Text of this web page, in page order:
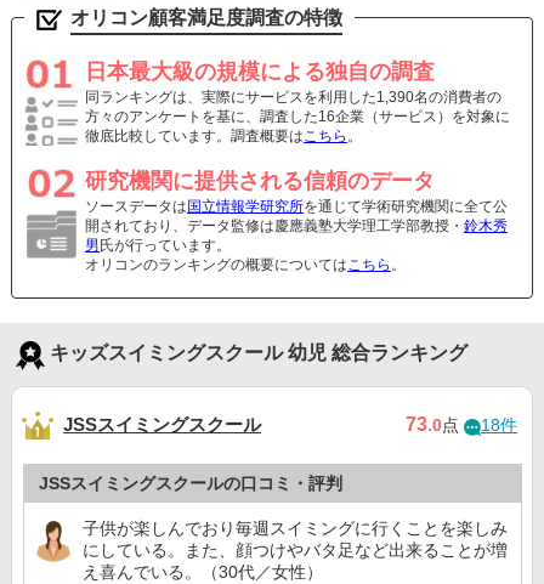
オリコン顧客満足度調査の特徴
日本最大級の規模による独自の調査
同ランキングは、実際にサービスを利用した1,390名の消費者の
方々のアンケートを基に、調査した16企業（サービス）を対象に
徹底比較しています。調査概要はこちら 。
研究機関に提供される信頼のデータ
ソースデータは 国立情報学研究所を通じて学術研究機関に全て公
開されており、データ監修は慶應義塾大学理工学部教授・ 鈴木秀
男 氏が行っています。
オリコンのランキングの概要についてはこちら 。
キッズスイミングスクール 幼児 総合ランキング
JSSスイミングスクール 73.0点 18件
JSSスイミングスクールの口コミ・評判
子供が楽しんでおり毎週スイミングに行くことを楽しみ
にしている。また、顔つけやバタ足など出来ることが増
え喜んでいる。（30代／女性）